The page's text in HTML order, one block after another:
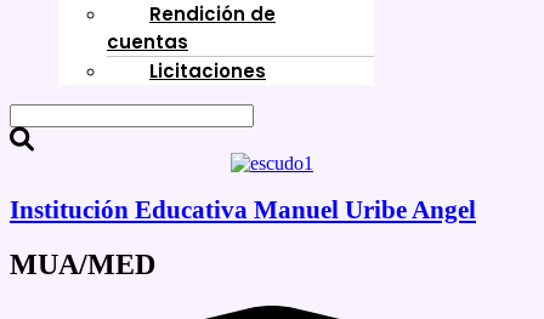
Rendición de
cuentas
Licitaciones
Institución Educativa Manuel Uribe Angel
MUA/MED